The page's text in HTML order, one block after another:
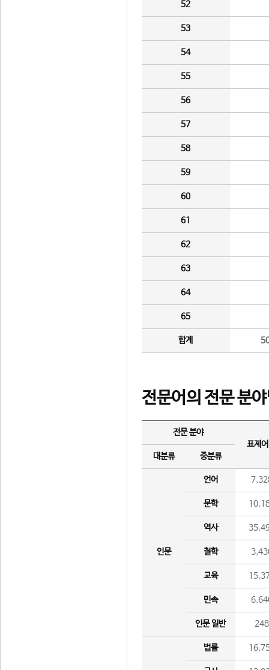
52
53
54
55
56
57
58
59
60
61
62
63
64
65
합계
전문어의 전문 분
전문 분야
표제
대분류
중분류
인문
언어
문학
역사
철학
교육
민속
인문 일반 248
법률